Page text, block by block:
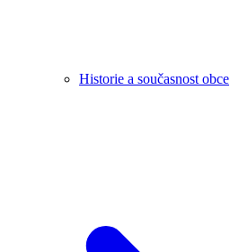
Historie a současnost obce